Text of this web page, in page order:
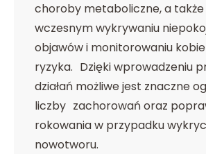
choroby metaboliczne, a
wczesnym wykrywaniu
objawów i monitorowaniu
ryzyka. Dzięki wprowadzeniu
działań możliwe jest znaczne
liczby zachorowań oraz
rokowania w przypadku
nowotworu.